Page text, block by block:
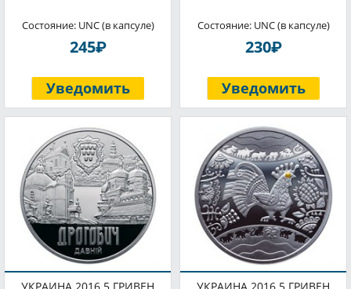
Состояние: UNC (в капсуле)
245P
Уведомить
Состояние: UNC (в капсуле)
230P
Уведомить